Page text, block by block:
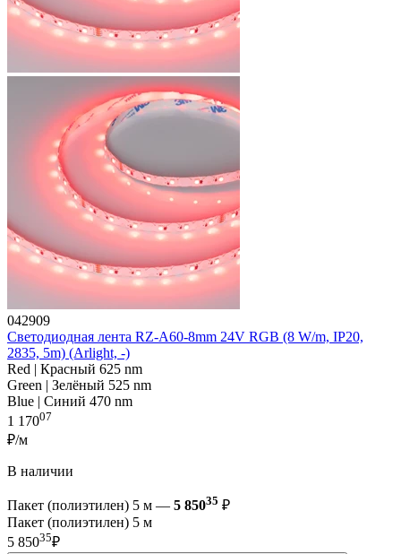
042909
Светодиодная лента RZ-A60-8mm 24V RGB (8 W/m, IP20,
2835, 5m) (Arlight, -)
Red | Красный 625 nm
Green | Зелёный 525 nm
Blue | Синий 470 nm
1 17007
₽/м
В наличии
Пакет (полиэтилен) 5 м — 5 85035 ₽
Пакет (полиэтилен) 5 м
5 85035₽